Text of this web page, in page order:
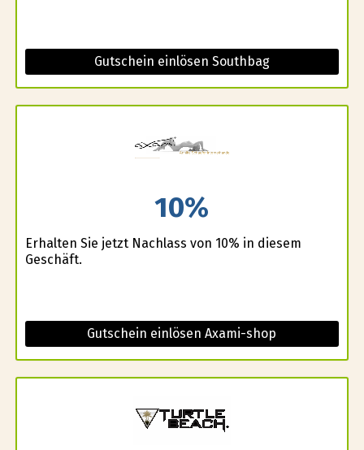
Gutschein einlösen Southbag
10%
Erhalten Sie jetzt Nachlass von 10% in diesem
Geschäft.
Gutschein einlösen Axami-shop